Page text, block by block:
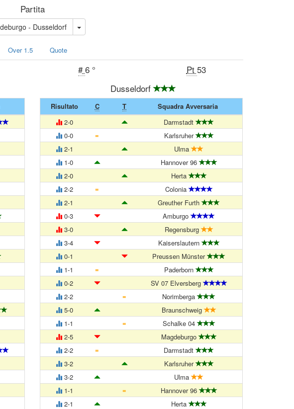
Partita
Magdeburgo - Dusseldorf
Over 1.5 Quote
#6 ° Pt 53
Dusseldorf
Risultato C T
Squadra Avversaria
2-0
Darmstadt
0-0
=
Karlsruher
2-1
Ulma
1-0
Hannover 96
2-0
Herta
2-2
=
Colonia
2-1
Greuther Furth
0-3
Amburgo
3-0
Regensburg
3-4
Kaiserslautern
0-1
Preussen Münster
1-1
=
Paderborn
0-2
SV 07 Elversberg
2-2
=
Norimberga
5-0
Braunschweig
1-1
=
Schalke 04
2-5
Magdeburgo
2-2
=
Darmstadt
3-2
Karlsruher
3-2
Ulma
1-1
=
Hannover 96
2-1
Herta